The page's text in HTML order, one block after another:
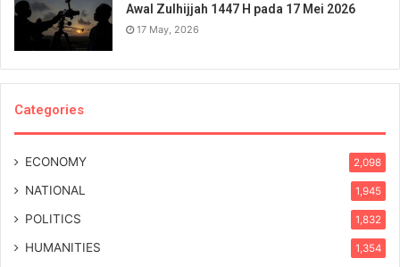
Awal Zulhijjah 1447 H pada 17 Mei 2026
17 May, 2026
Categories
ECONOMY 2,098
NATIONAL 1,945
POLITICS 1,832
HUMANITIES 1,354